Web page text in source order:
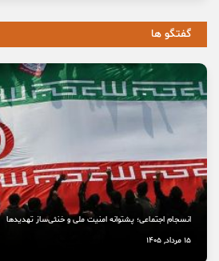
گفتگو ها
انسجام اجتماعی؛ پشتوانه امنیت ملی و خنثی‌ساز تهدیدها
15 مرداد, 1405